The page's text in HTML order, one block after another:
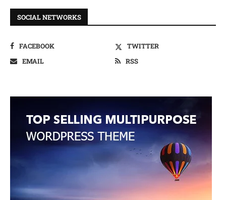
SOCIAL NETWORKS
FACEBOOK
TWITTER
EMAIL
RSS